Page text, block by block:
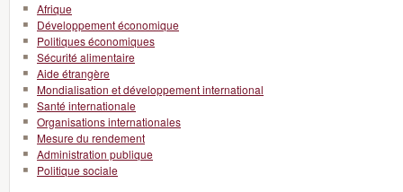
Afrique
Développement économique
Politiques économiques
Sécurité alimentaire
Aide étrangère
Mondialisation et développement international
Santé internationale
Organisations internationales
Mesure du rendement
Administration publique
Politique sociale